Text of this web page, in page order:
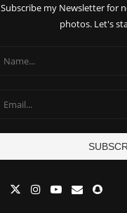
Subscribe my Newsletter for
photos. Let's